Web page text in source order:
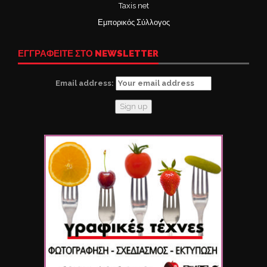
Taxis net
Εμπορικός Σύλλογος
ΕΓΓΡΑΦΕΙΤΕ ΣΤΟ NEWSLETTER
Email address: